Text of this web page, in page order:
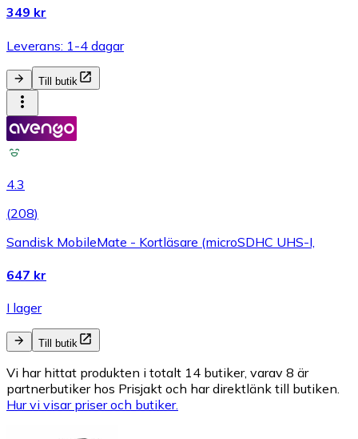
349 kr
Leverans: 1-4 dagar
Till butik
4.3
(208)
Sandisk MobileMate - Kortläsare (microSDHC UHS-I,
647 kr
I lager
Till butik
Vi har hittat produkten i totalt 14 butiker, varav 8 är
partnerbutiker hos Prisjakt och har direktlänk till butiken.
Hur vi visar priser och butiker.